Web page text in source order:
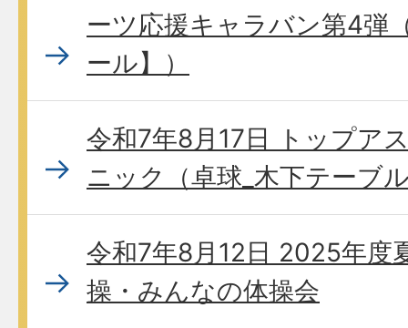
ーツ応援キャラバン第4弾
ール】）
令和7年8月17日 トップア
ニック（卓球_木下テーブ
令和7年8月12日 2025年度
操・みんなの体操会